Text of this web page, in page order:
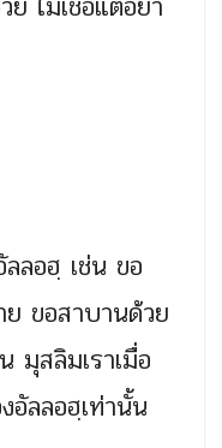
ลอฮฺ เช่น ขอ
ย ขอสาบานด้วย
มุสลิมเราเมื่อ
ลลอฮฺเท่านั้น